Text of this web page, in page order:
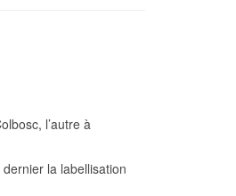
l’autre à
la labellisation